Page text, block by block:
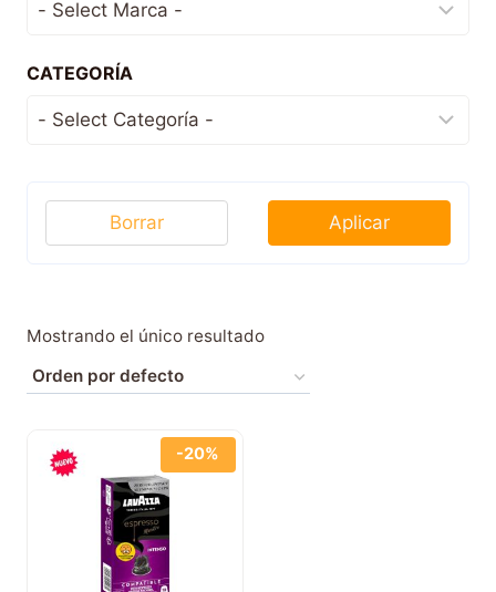
Mostrando el único resultado
-20%
CATEGORÍA
Aplicar
Borrar